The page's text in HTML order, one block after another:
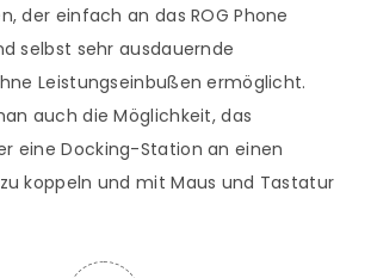
der einfach an das ROG Phone
selbst sehr ausdauernde
Leistungseinbußen ermöglicht.
auch die Möglichkeit, das
eine Docking-Station an einen
koppeln und mit Maus und Tastatur